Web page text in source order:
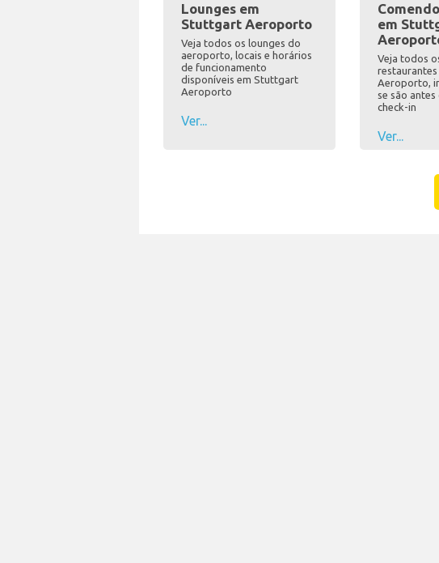
Lounges em
Stuttgart Aeroporto
Veja todos os lounges do
aeroporto, locais e horários
de funcionamento
disponíveis em Stuttgart
Aeroporto
Ver...
em
Veja todos
Aeroporto,
se são
check-in
Ver...